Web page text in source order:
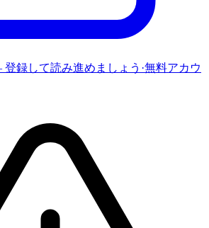
録して読み進めましょう ·無料アカウ